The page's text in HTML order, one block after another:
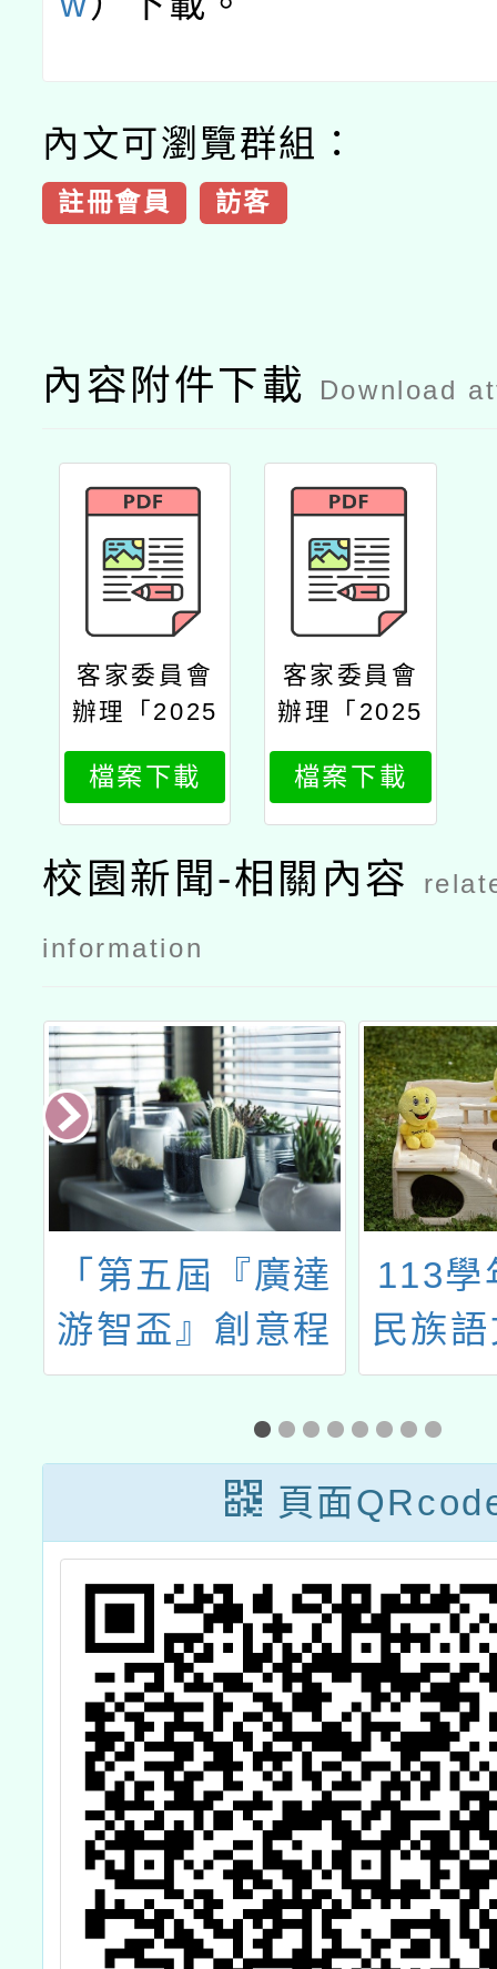
內文可瀏覽群組：
註冊會員 訪客
內容附件下載 Download
客家委員會
辦理「2025
客家貢獻
獎」公文
檔案下載
客家委員會
辦理「2025
客家貢獻
獎」要點
檔案下載
校園新聞-相關內容
information
「第五屆『廣達
游智盃』創意程
式競賽」
113學
民族
頁面